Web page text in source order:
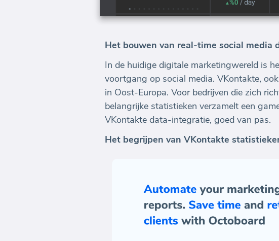
Het bouwen van real-time social media
In de huidige digitale marketingwereld is
voortgang op social media. VKontakte,
in Oost-Europa. Voor bedrijven die zich
belangrijke statistieken verzamelt een
VKontakte data-integratie, goed van pas.
Het begrijpen van VKontakte